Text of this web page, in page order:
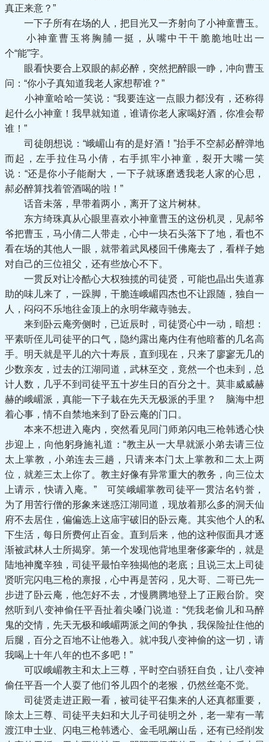
真正来意？”
一下子所有在场的人，把目光又一齐射向了小神童曹玉。
小神童曹玉将胸脯一挺，从嘴中干干脆脆地吐出一
个“能”字。
眼看快要合上双眼的郝必醉，突然把醉眼一睁，冲向曹玉
问：“你小子真知道我老人家想帮谁？”
小神童哈哈一笑说：“我要连这一点眼力都没有，还称得
起什么小神童！我早就知道，谁请你老人家喝好酒，你准会帮
谁！”
司徒朗想说：“峨嵋山有的是好酒！”抬手不空郝必醉弹地
而起，左手拉住马小倩，右手抓牢小神童，裂开大嘴一笑
说：“还是你小子能耐大，一下子就琢磨透我老人家的心思，
郝必醉算找着管酒喝的啦！”
话音未落，早带着两小，离开了这片树林。
东方绮珠真从心眼里喜欢小神童曹玉的这份机灵，见郝爷
爷把曹玉，马小倩二人带走，心中一块石头落下了地，看也不
看在场的其他人一眼，就带着武凤楼回千佛庵去了，看样子她
对自己的三位祖父，还有些放心不下。
一贯反对让冷酷心大权独揽的司徒贤，可能也晶出失道寡
助的味儿来了，一跺脚，干脆连峨嵋四杰也不让跟随，独自一
人，闷闷不乐地往金顶上的永明华藏寺驰去。
来到卧云庵旁侧时，已近辰时，司徒贤心中一动，暗想：
平素听侄儿司徒平的口气，隐约露出庵内住有他暗蓄的几名高
手。明天就是平儿的六十寿辰，直到现在，只来了廖寥无几的
少数亲友，过去的江湖同道，武林至交，竟然一个也未到，总
计人数，几乎不到司徒平五十岁生日的百分之十。莫非威威赫
赫的峨嵋派，真能一下子栽在先天无极派的手里？ 脑海中想
着心事，情不自禁地来到了卧云庵的门口。
本来不想进入庵内，突然看见同门师弟闪电三枪韩透心快
步迎上，向他躬身施礼道：“教主从一大早就派小弟去请三位
太上掌教，小弟连去三趟，只请来本门太上掌教和二太上两
位，就差三太上你了。教主好像有异常重大的教务，向三位太
上请示，快请入庵。” 可笑峨嵋掌教司徒平一贯沽名钓誉，
为了用苦行僧的形象来迷惑江湖同道，现放着那么多的洞天仙
府不去居住，偏偏选上这庙宇破旧的卧云庵。其实他个人的私
下生活，每日所费何止百金。直到后来，他的这种假面具才逐
渐被武林人士所揭穿。第一个发现他背地里奢侈豪华的，就是
陆地神魔辛独，司徒平最怕辛独揭他的老底；且说三太上司徒
贤听完闪电三枪的禀报，心中再是苦闷，见大哥、二哥已先一
步进了卧云庵，他怎好不去，才慢腾腾地登上了正殿台阶。突
然听到八变神偷任平吾扯着尖嗓门说道：“凭我老偷儿和马醉
鬼的交情，先天无极和峨嵋两派之间的争执，我保险扯住他的
后腿，百分之百地不让他卷入。就冲我八变神偷的这一切，请
我喝上十年八年的也不多吧！”
可叹峨嵋教主和太上三尊，平时空白骄狂自负，让八变神
偷任平吾一个人耍了他们爷儿四个的老猴，仍然丝毫不觉。
司徒贤走进正殿一看，被司徒平召集来的人还真都重要，
除太上三尊、司徒平夫妇和大儿子司徒明之外，老一辈有一苇
渡江申士业、闪电三枪韩透心、金毛吼阚山岳，还有已经削发